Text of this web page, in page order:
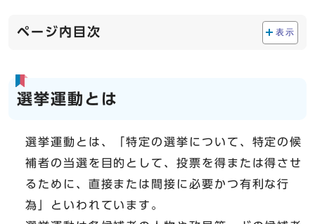
ページ内目次 表示
選挙運動とは
選挙運動とは、「特定の選挙について、特定の候
補者の当選を目的として、投票を得または得させ
るために、直接または間接に必要かつ有利な行
為」といわれています。